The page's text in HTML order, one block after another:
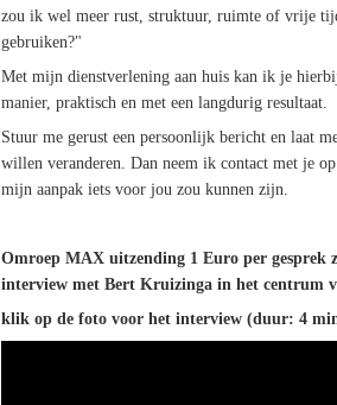
zou ik wel meer rust, struktuur, ruimte of vrije
gebruiken?"
Met mijn dienstverlening aan huis kan ik je
manier, praktisch en met een langdurig resultaat.
Stuur me gerust een persoonlijk bericht en laat
willen veranderen. Dan neem ik contact met je
mijn aanpak iets voor jou zou kunnen zijn.
Omroep MAX uitzending 1 Euro per gesprek
interview met Bert Kruizinga in het centrum
klik op de foto voor het interview (duur: 4